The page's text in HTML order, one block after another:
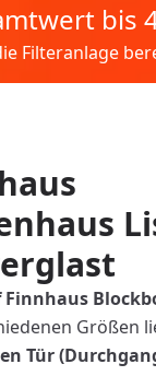
bis
Filteranlage
Finnhaus
Größen
Tür